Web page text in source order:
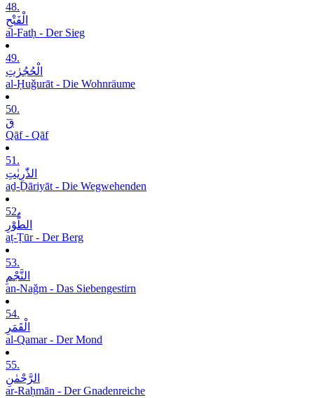
48.
الْفَتْحِ
al-Fatḥ - Der Sieg
49.
الْحُجُرٰتِ
al-Ḥuǧurāt - Die Wohnräume
50.
قٓ
Qāf - Qāf
51.
الذّٰرِیٰتِ
aḏ-Ḏāriyāt - Die Wegwehenden
52.
الطُّوْرِ
aṭ-Ṭūr - Der Berg
53.
النَّجْمِ
an-Naǧm - Das Siebengestirn
54.
الْقَمَرِ
al-Qamar - Der Mond
55.
الرَّحْمٰنِ
ar-Raḥmān - Der Gnadenreiche